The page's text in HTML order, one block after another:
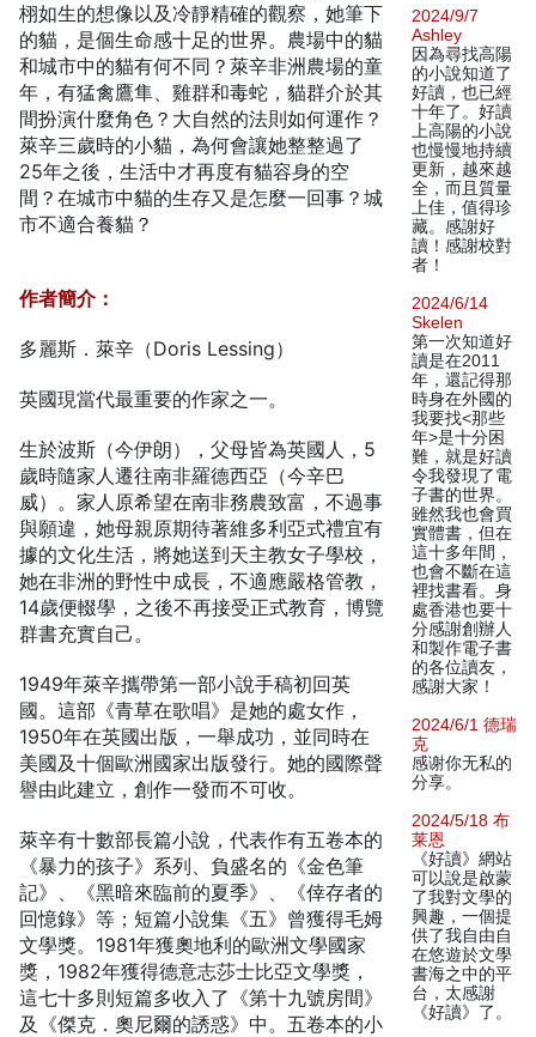
栩如生的想像以及冷靜精確的觀察，她筆下
的貓，是個生命感十足的世界。農場中的貓
和城市中的貓有何不同？萊辛非洲農場的童
年，有猛禽鷹隼、雞群和毒蛇，貓群介於其
間扮演什麼角色？大自然的法則如何運作？
萊辛三歲時的小貓，為何會讓她整整過了
25年之後，生活中才再度有貓容身的空
間？在城市中貓的生存又是怎麼一回事？城
市不適合養貓？
作者簡介：
多麗斯．萊辛（Doris Lessing）
英國現當代最重要的作家之一。
生於波斯（今伊朗），父母皆為英國人，5
歲時隨家人遷往南非羅德西亞（今辛巴
威）。家人原希望在南非務農致富，不過事
與願違，她母親原期待著維多利亞式禮宜有
據的文化生活，將她送到天主教女子學校，
她在非洲的野性中成長，不適應嚴格管教，
14歲便輟學，之後不再接受正式教育，博覽
群書充實自己。
1949年萊辛攜帶第一部小說手稿初回英
國。這部《青草在歌唱》是她的處女作，
1950年在英國出版，一舉成功，並同時在
美國及十個歐洲國家出版發行。她的國際聲
譽由此建立，創作一發而不可收。
萊辛有十數部長篇小說，代表作有五卷本的
《暴力的孩子》系列、負盛名的《金色筆
記》、《黑暗來臨前的夏季》、《倖存者的
回憶錄》等；短篇小說集《五》曾獲得毛姆
文學獎。1981年獲奧地利的歐洲文學國家
獎，1982年獲得德意志莎士比亞文學獎，
這七十多則短篇多收入了《第十九號房間》
及《傑克．奧尼爾的誘惑》中。五卷本的小
2024/9/7
Ashley
因為尋找高陽
的小說知道了
好讀，也已經
十年了。好讀
上高陽的小說
也慢慢地持續
更新，越來越
全，而且質量
上佳，值得珍
藏。感謝好
讀！感謝校對
者！
2024/6/14
Skelen
第一次知道好
讀是在2011
年，還記得那
時身在外國的
我要找<那些
年>是十分困
難，就是好讀
令我發現了電
子書的世界。
雖然我也會買
實體書，但在
這十多年間，
也會不斷在這
裡找書看。身
處香港也要十
分感謝創辦人
和製作電子書
的各位讀友，
感謝大家！
2024/6/1 德瑞
克
感谢你无私的
分享。
2024/5/18 布
莱恩
《好讀》網站
可以說是啟蒙
了我對文學的
興趣，一個提
供了我自由自
在悠遊於文學
書海之中的平
台，太感謝
《好讀》了。